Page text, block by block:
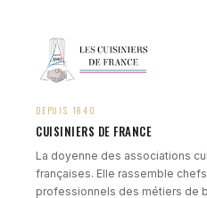
DEPUIS 1840
CUISINIERS DE FRANCE
La doyenne des associations
françaises. Elle rassemble
professionnels des métiers de